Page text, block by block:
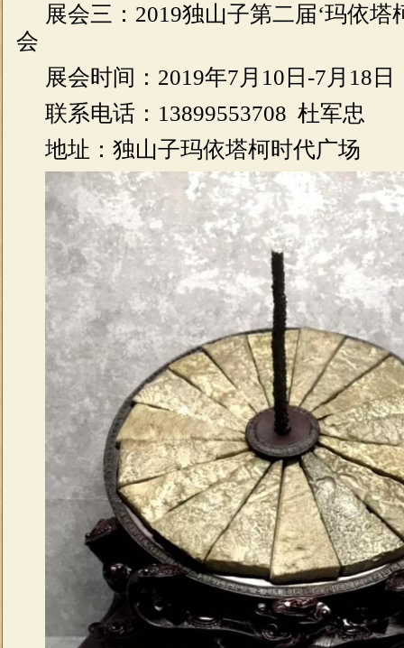
展会三：2019独山子第二届‘玛依
会
展会时间：2019年7月10日-7月18日
联系电话：13899553708 杜军忠
地址：独山子玛依塔柯时代广场